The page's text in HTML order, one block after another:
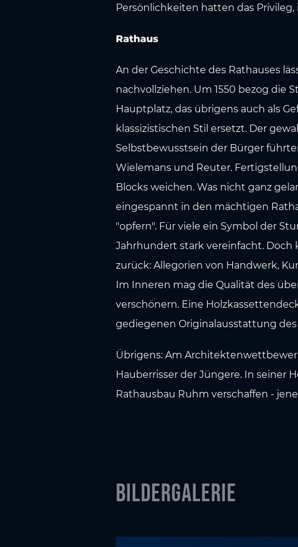
h
Persönlichkeiten hatten das
Rathaus
An der Geschichte des Rathauses
nachvollziehen. Um 1550 bezog die
Hauptplatz, das übrigens auch als
klassizistischen Stil ersetzt. Der
Selbstbewusstsein der Bürger
Wielemans und Reuter.
Blocks weichen. Was nicht ganz
eingespannt in den mächtigen
"opfern". Für viele ein Symbol der
Jahrhundert stark vereinfacht.
zurück: Allegorien von Handwerk,
Im Inneren mag die Qualität des
verschönern. Eine
gediegenen Originalausstattung
Übrigens: Am
Hauberrisser der Jüngere. In seiner
Rathausbau Ruhm verschaffen -
Bildergalerie